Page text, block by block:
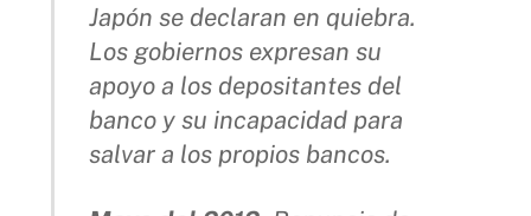
Japón se declaran en quiebra.
Los gobiernos expresan su
apoyo a los depositantes del
banco y su incapacidad para
salvar a los propios bancos.